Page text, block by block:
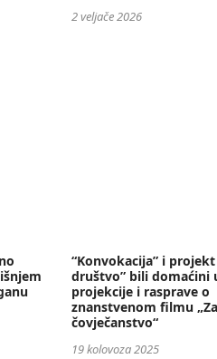
2 veljače 2026
“Konvokacija” i
društvo” bili domaćini
projekcije i rasprave o
znanstvenom filmu
čovječanstvo“
19 kolovoza 2025